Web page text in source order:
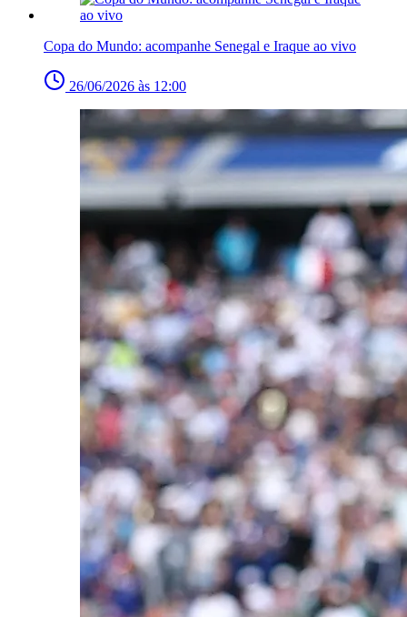
Copa do Mundo: acompanhe Senegal e Iraque ao vivo
26/06/2026 às 12:00